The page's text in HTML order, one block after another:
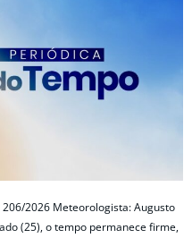
206/2026 Meteorologista: Augusto
(25), o tempo permanece firme,